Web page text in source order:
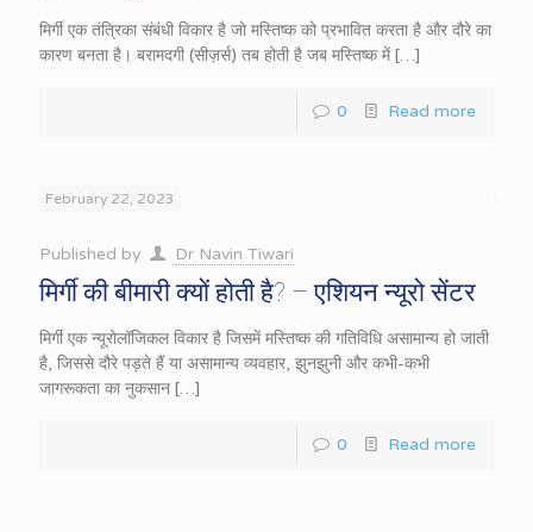
मिर्गी एक तंत्रिका संबंधी विकार है जो मस्तिष्क को प्रभावित करता है और दौरे का
कारण बनता है। बरामदगी (सीज़र्स) तब होती है जब मस्तिष्क में[…]
0 Read more
February 22, 2023
Published by Dr Navin Tiwari
मिर्गी की बीमारी क्यों होती है? – एशियन न्यूरो सेंटर
मिर्गी एक न्यूरोलॉजिकल विकार है जिसमें मस्तिष्क की गतिविधि असामान्य हो जाती
है, जिससे दौरे पड़ते हैं या असामान्य व्यवहार, झुनझुनी और कभी-कभी
जागरूकता का नुकसान […]
0 Read more